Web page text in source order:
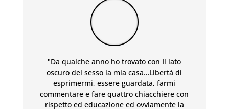
"Da qualche anno ho trovato con Il lato
oscuro del sesso la mia casa…Libertà di
esprimermi, essere guardata, farmi
commentare e fare quattro chiacchiere con
rispetto ed educazione ed ovviamente la